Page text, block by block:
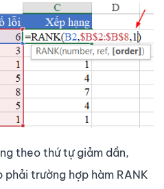
theo thứ tự giảm dần,
trường hợp hàm RANK